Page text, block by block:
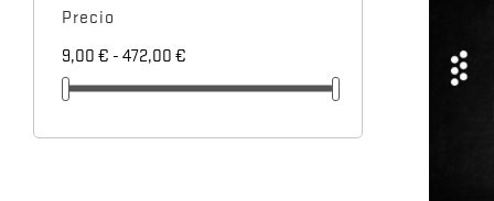
Precio
9,00 € - 472,00 €